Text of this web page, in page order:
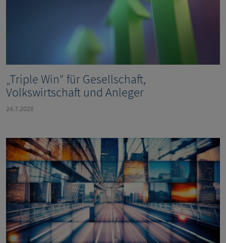
„Triple Win“ für Gesellschaft,
Volkswirtschaft und Anleger
24.7.2026